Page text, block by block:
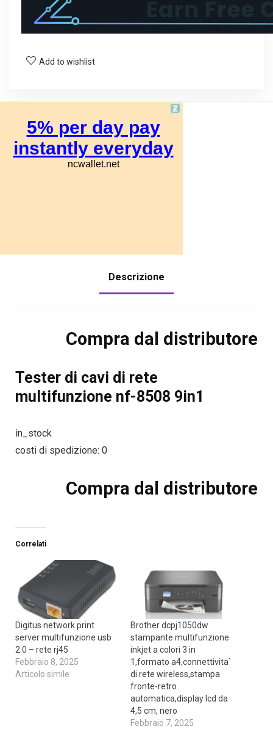
Add to wishlist
Descrizione
Compra dal distributore
Tester di cavi di rete
multifunzione nf-8508 9in1
in_stock
costi di spedizione: 0
Compra dal distributore
Correlati
Digitus network print
server multifunzione usb
2.0 – rete rj45
Febbraio 8, 2025
Articolo simile
Brother dcpj1050dw
stampante multifunzione
inkjet a colori 3 in
1,formato a4,connettivita`
di rete wireless,stampa
fronte-retro
automatica,display lcd da
4,5 cm, nero
Febbraio 7, 2025